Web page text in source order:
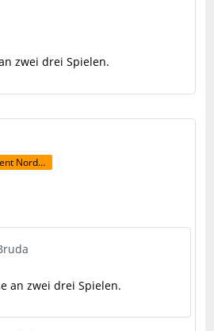
zwei drei Spielen.
Ministerpräsident Nordaniens
an zwei drei Spielen.